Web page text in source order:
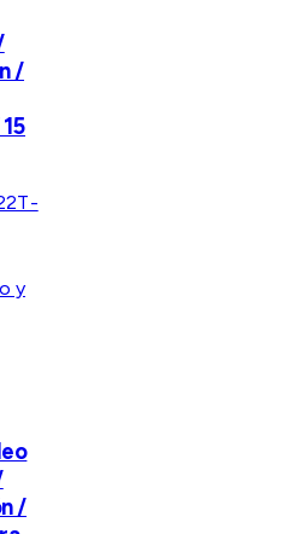
/
/